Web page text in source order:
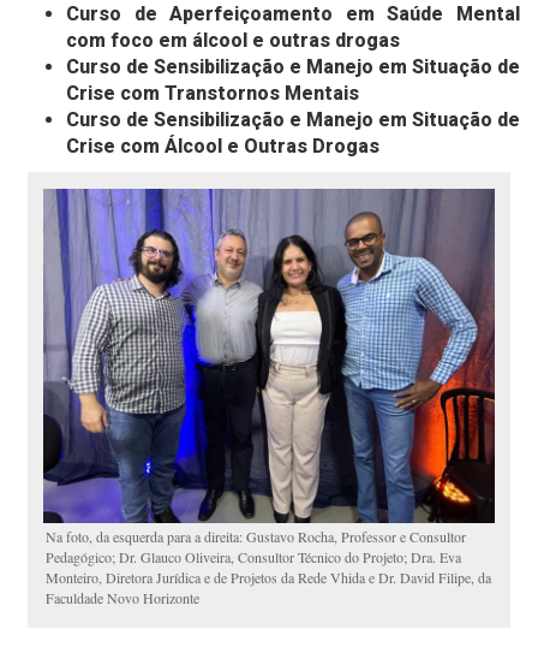
Curso de Aperfeiçoamento em Saúde Mental
com foco em álcool e outras drogas
Curso de Sensibilização e Manejo em Situação de
Crise com Transtornos Mentais
Curso de Sensibilização e Manejo em Situação de
Crise com Álcool e Outras Drogas
Na foto, da esquerda para a direita: Gustavo Rocha, Professor e Consultor
Pedagógico; Dr. Glauco Oliveira, Consultor Técnico do Projeto; Dra. Eva
Monteiro, Diretora Jurídica e de Projetos da Rede Vhida e Dr. David Filipe, da
Faculdade Novo Horizonte